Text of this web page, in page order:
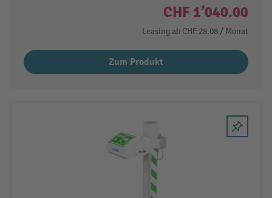
CHF 1’040.00
Leasing ab CHF 28.08 / Monat
Zum Produkt